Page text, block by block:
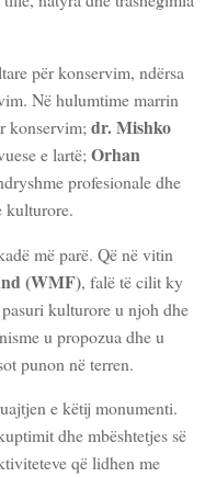
për konservim, ndërsa
Në hulumtime marrin
konservim; dr. Mishko
e lartë; Orhan
profesionale dhe
kulturore.
më parë. Që në vitin
(WMF), falë të cilit ky
kulturore u njoh dhe
u propozua dhe u
punon në terren.
e këtij monumenti.
dhe mbështetjes së
që lidhen me